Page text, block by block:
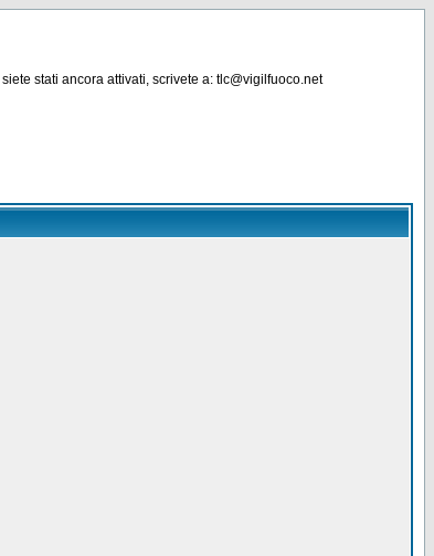
stati ancora attivati, scrivete a: tlc@vigilfuoco.net